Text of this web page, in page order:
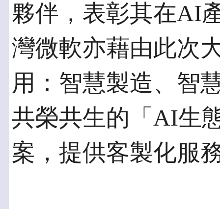
夥伴，表彰其在AI
灣微軟亦藉由此次
用：智慧製造、智
共榮共生的「AI生
案，提供客製化服